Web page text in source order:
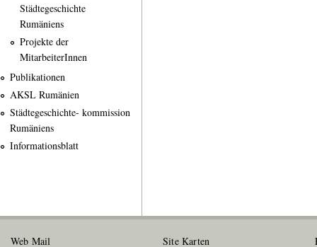
Städtegeschichte
Rumäniens
Projekte der
MitarbeiterInnen
Publikationen
AKSL Rumänien
Städtegeschichte- kommission
Rumäniens
Informationsblatt
Web Mail Site Karten